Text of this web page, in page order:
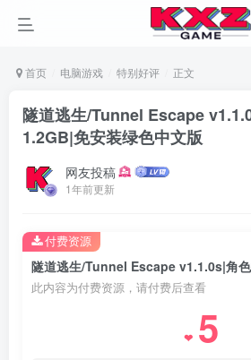
首页 电脑游戏 特别好评 正文
隧道逃生/Tunnel Escape
1.2GB|免安装绿色中文版
网友投稿
1年前更新
此内容为付费资源，请付费后查看
❤ 5
付费资源